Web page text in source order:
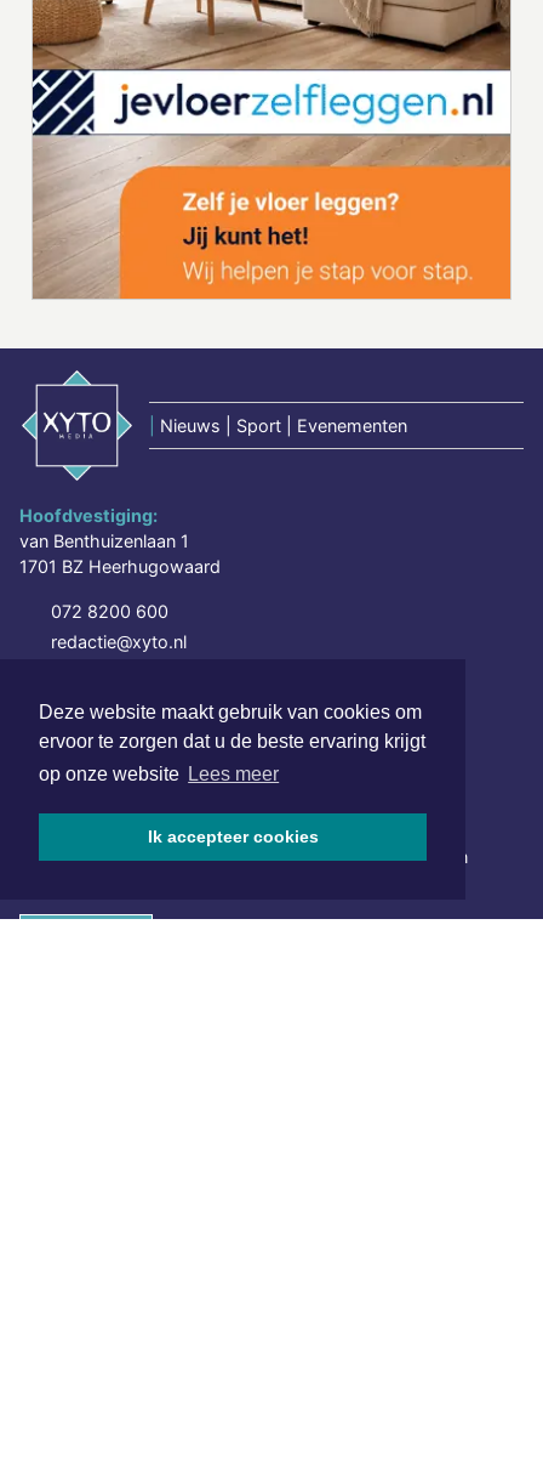
Deze website maakt gebruik van cookies om
ervoor te zorgen dat u de beste ervaring krijgt
op onze website Lees meer
Ik accepteer cookies
Nieuws | Sport | Evenementen
Hoofdvestiging:
van Benthuizenlaan 1
1701 BZ Heerhugowaard
072 8200 600
redactie@xyto.nl
SOCIAL MEDIA
NIEUWSBRIEF AANMELDEN
Schrijf je in voor onze nieuwsbrief en krijg wekelijks een